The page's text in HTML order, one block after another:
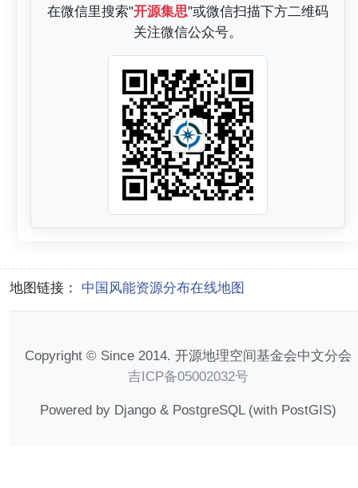
在微信里搜索"开源集思"或微信扫描下方二维码
关注微信公众号。
地图链接： 中国风能资源分布在线地图
Copyright © Since 2014. 开源地理空间基金会中文分会
吉ICP备05002032号
Powered by Django & PostgreSQL (with PostGIS)